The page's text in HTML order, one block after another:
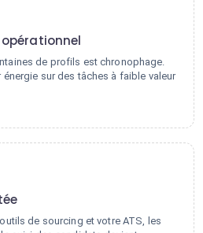
de profils est chronophage.
sur des tâches à faible valeur
de sourcing et votre ATS, les